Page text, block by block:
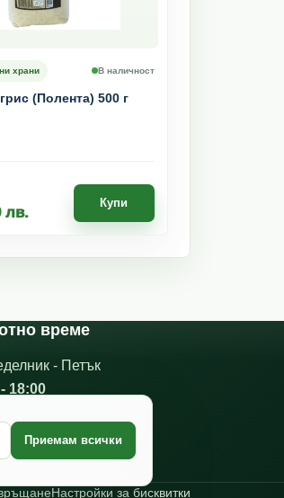
храни В наличност
(Полента) 500 г
лв.
Купи
време
- Петък
18:00
Настройки за бисквитки
Приемам всички